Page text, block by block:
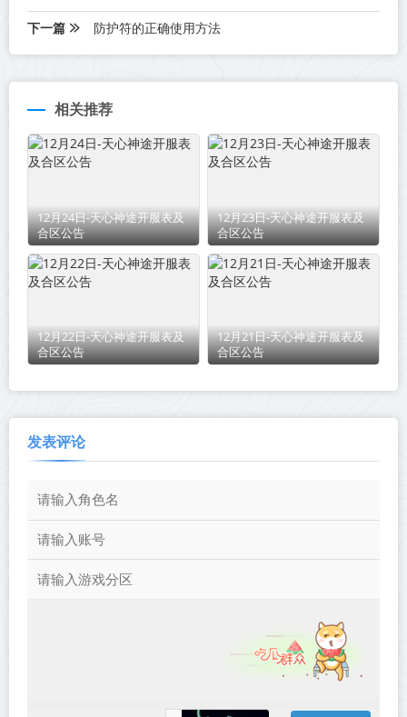
下一篇 防护符的正确使用方法
相关推荐
12月24日-天心神途开服表及
合区公告
12月23日-天心神途开服表及
合区公告
12月22日-天心神途开服表及
合区公告
12月21日-天心神途开服表及
合区公告
发表评论